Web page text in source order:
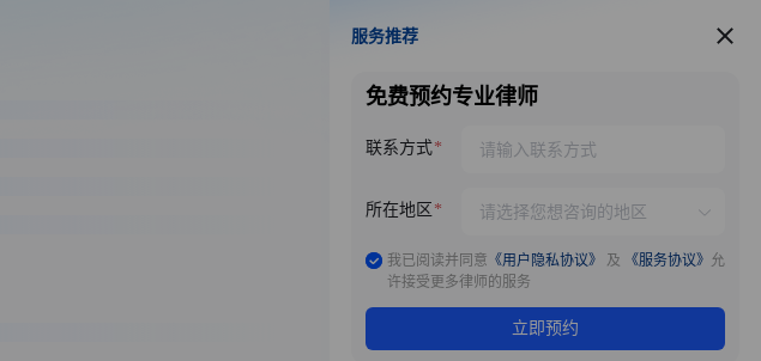
服务推荐
服务推荐
免费预约专业律师
联系方式
所在地区
我已阅读并同意 《用户隐私协议》 及 《服务协议》 允
许接受更多律师的服务
立即预约